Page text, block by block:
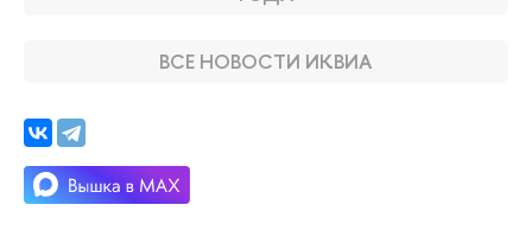
ВСЕ НОВОСТИ ИКВИА